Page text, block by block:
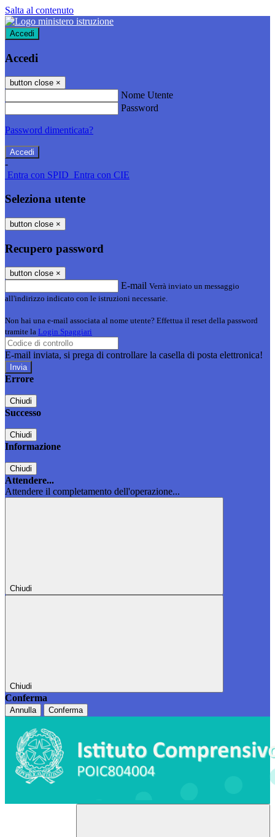
Salta al contenuto
Accedi
Accedi
button close ×
Nome Utente
Password
Password dimenticata?
-
Entra con SPID Entra con CIE
Seleziona utente
button close ×
Recupero password
button close ×
E-mail Verrà inviato un messaggio
all'indirizzo indicato con le istruzioni necessarie.
Non hai una e-mail associata al nome utente? Effettua il reset della password
tramite la Login Spaggiari
E-mail inviata, si prega di controllare la casella di posta elettronica!
Errore
Chiudi
Successo
Chiudi
Informazione
Chiudi
Attendere...
Attendere il completamento dell'operazione...
Chiudi
Chiudi
Conferma
Annulla Conferma